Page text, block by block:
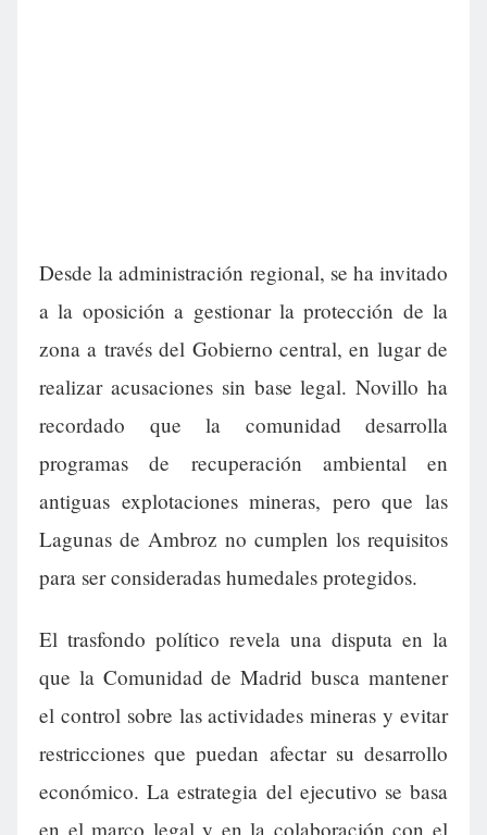
Desde la administración regional, se ha invitado
a la oposición a gestionar la protección de la
zona a través del Gobierno central, en lugar de
realizar acusaciones sin base legal. Novillo ha
recordado que la comunidad desarrolla
programas de recuperación ambiental en
antiguas explotaciones mineras, pero que las
Lagunas de Ambroz no cumplen los requisitos
para ser consideradas humedales protegidos.
El trasfondo político revela una disputa en la
que la Comunidad de Madrid busca mantener
el control sobre las actividades mineras y evitar
restricciones que puedan afectar su desarrollo
económico. La estrategia del ejecutivo se basa
en el marco legal y en la colaboración con el